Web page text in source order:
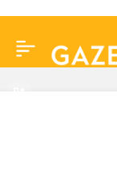
ayakta